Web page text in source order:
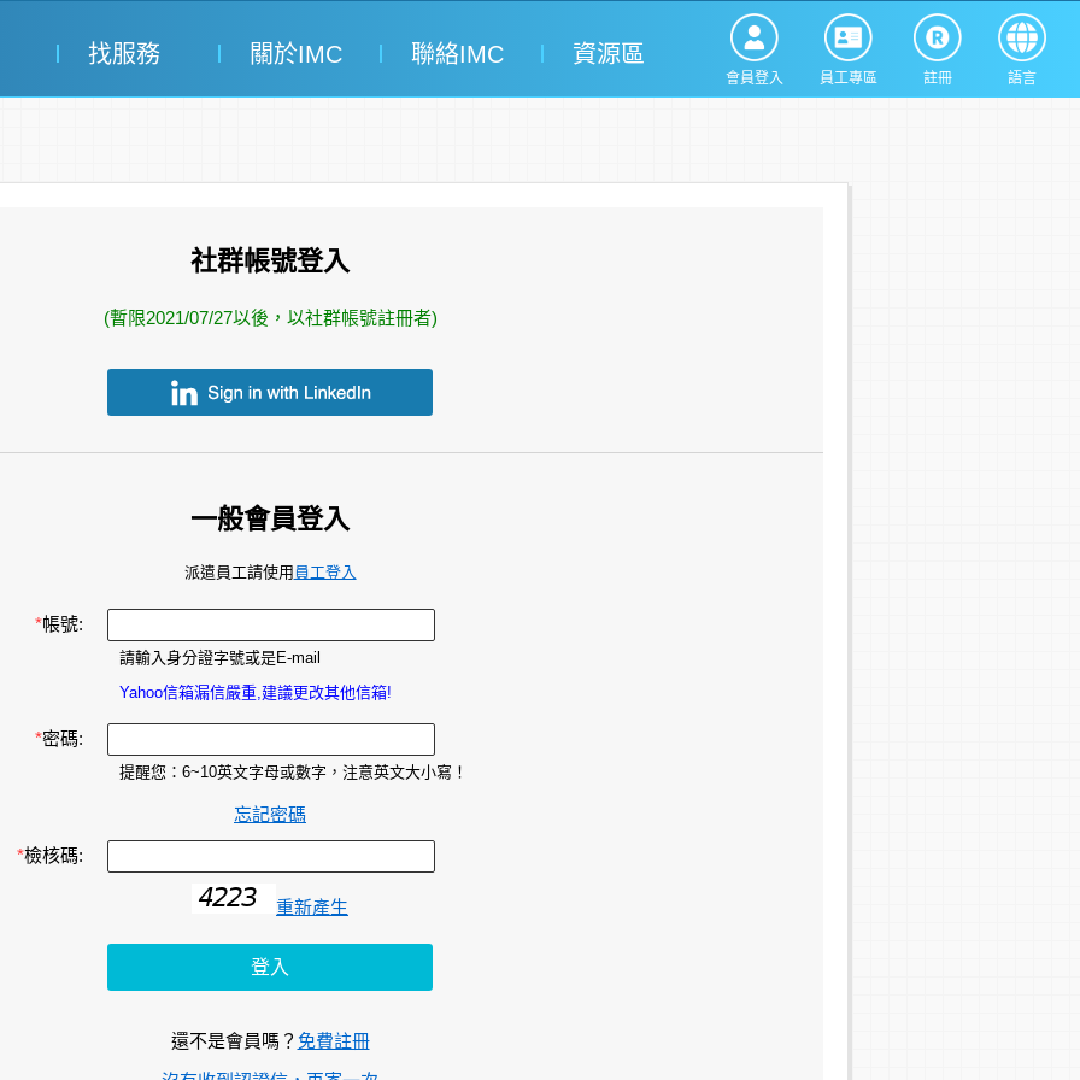
會員登入 員工專區 註冊 語言
找服務 關於IMC 聯絡IMC 資源區
社群帳號登入
(暫限2021/07/27以後，以社群帳號註冊者)
一般會員登入
派遣員工請使用 員工登入
*帳號:
請輸入身分證字號或是E-mail
Yahoo信箱漏信嚴重,建議更改其他信箱!
*密碼:
提醒您：6~10英文字母或數字，注意英文大小寫！
忘記密碼
*檢核碼:
重新產生
還不是會員嗎？ 免費註冊